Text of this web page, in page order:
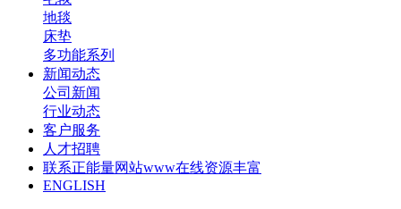
地毯
床垫
多功能系列
新闻动态
公司新闻
行业动态
客户服务
人才招聘
联系正能量网站www在线资源丰富
ENGLISH